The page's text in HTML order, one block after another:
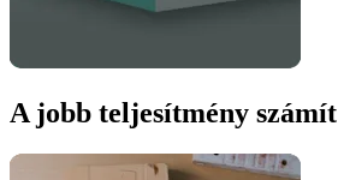
A jobb teljesítmény számít